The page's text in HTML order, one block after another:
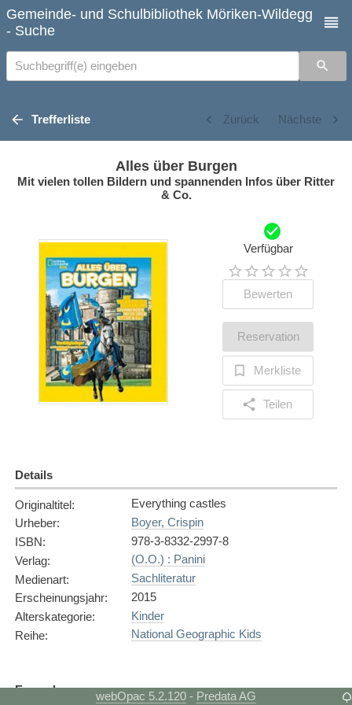
Gemeinde- und Schulbibliothek Möriken-Wildegg
- Suche
Suchbegriff(e) eingeben
Trefferliste Zurück Nächste
Alles über Burgen
Mit vielen tollen Bildern und spannenden Infos über Ritter
& Co.
Verfügbar
Bewerten
Reservation
Merkliste
Teilen
Details
Originaltitel:
Everything castles
Urheber:
Boyer, Crispin
ISBN:
978-3-8332-2997-8
Verlag:
(O.O.) : Panini
Medienart:
Sachliteratur
Erscheinungsjahr:
2015
Alterskategorie:
Kinder
Reihe: National Geographic Kids
Exemplare webOpac 5.2.120 - Predata AG